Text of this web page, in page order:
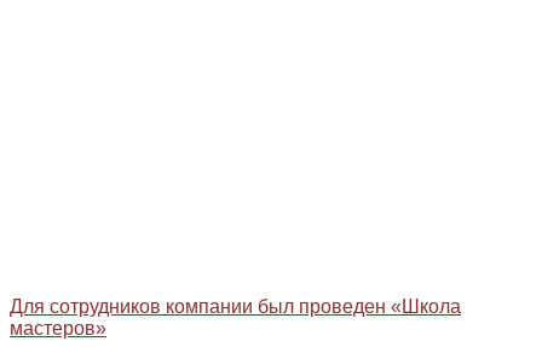
Для сотрудников компании был проведен «Школа
мастеров»